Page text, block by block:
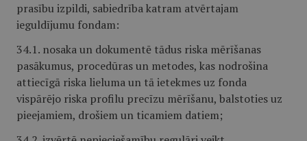
prasību izpildi, sabiedrība katram atvērtajam
ieguldījumu fondam:
34.1. nosaka un dokumentē tādus riska mērīšanas
pasākumus, procedūras un metodes, kas nodrošina
attiecīgā riska lieluma un tā ietekmes uz fonda
vispārējo riska profilu precīzu mērīšanu, balstoties uz
pieejamiem, drošiem un ticamiem datiem;